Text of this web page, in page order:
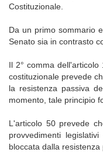
Costituzionale.
Da un primo sommario
Senato sia in contrasto
Il 2° comma
costituzionale prevede
la resistenza passiva
momento, tale principio
L'articolo 50 prevede
provvedimenti
bloccata dalla resistenza